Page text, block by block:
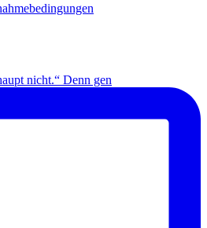
nicht.“ Denn gen